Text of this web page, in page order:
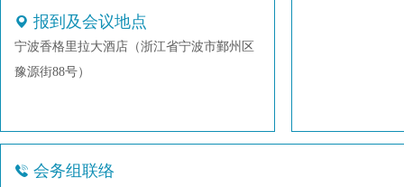
报到及会议地点
宁波香格里拉大酒店（浙江省宁波市鄞州区
豫源街88号）
会务组联络